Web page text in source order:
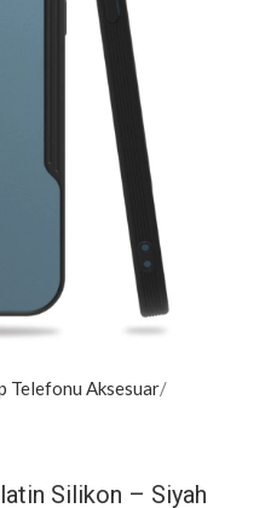
Telefonu Aksesuar
Silikon – Siyah